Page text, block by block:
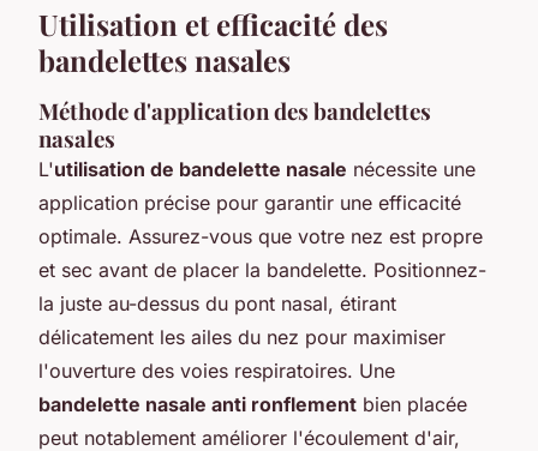
Utilisation et efficacité des
bandelettes nasales
Méthode d'application des bandelettes
nasales
L'utilisation de bandelette nasale nécessite une
application précise pour garantir une efficacité
optimale. Assurez-vous que votre nez est propre
et sec avant de placer la bandelette. Positionnez-
la juste au-dessus du pont nasal, étirant
délicatement les ailes du nez pour maximiser
l'ouverture des voies respiratoires. Une
bandelette nasale anti ronflement bien placée
peut notablement améliorer l'écoulement d'air,